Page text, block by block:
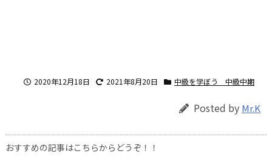
2020年12月18日 2021年8月20日 中級を学ぼう 中級中期
Posted by Mr.K
おすすめの記事はこちらからどうぞ！！